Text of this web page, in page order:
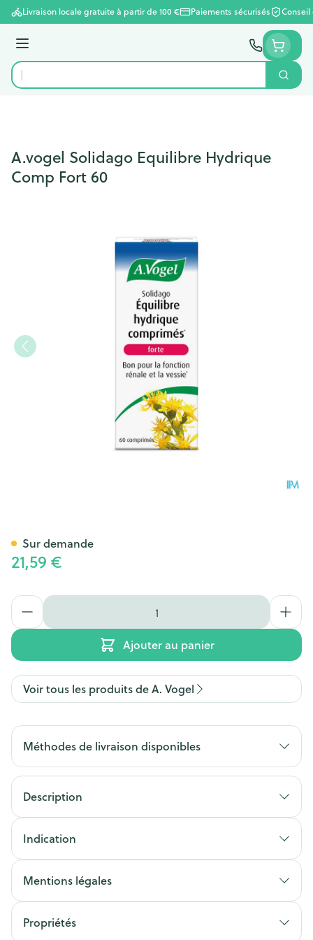
Aller au contenu
Livraison locale gratuite à partir de 100 € Paiements sécurisés
Menu
Rechercher
A.vogel Solidago Equilibre Hydrique
Comp Fort 60
21,59 €
Quantité
Ajouter au panier
Sur demande
Voir tous les produits de A. Vogel
Méthodes de livraison disponibles
Description
Indication
Mentions légales
Propriétés